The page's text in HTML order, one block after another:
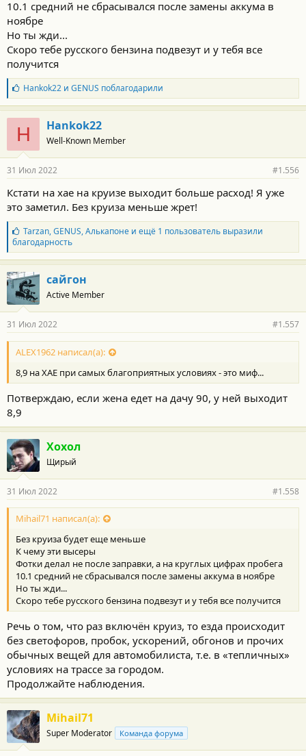
10.1 средний не сбрасывался после замены аккума в
ноябре
Но ты жди...
Скоро тебе русского бензина подвезут и у тебя все
получится
Б
л
а
г
о
а
н
с
т
и
:
Hankok22и GENUS поблагодарили
H Hankok22
Well-Known Member
31 Июл 2022 #1.556
Кстати на хае на круизе выходит больше расход! Я уже
это заметил. Без круиза меньше жрет!
Б
л
а
г
о
д
а
р
о
с
т
:
Tarzan,GENUS,Алькапонеи ещё 1 пользователь выразили
благодарность
сайгон
Active Member
31 Июл 2022 #1.557
ALEX1962 написал(а):
8,9 на ХАЕ при самых благоприятных условиях - это миф...
Потверждаю, если жена едет на дачу 90, у ней выходит
8,9
Хохол
Щирый
31 Июл 2022 #1.558
Mihail71 написал(а):
Без круиза будет еще меньше
К чему эти высеры
Фотки делал не после заправки, а на круглых цифрах пробега
10.1 средний не сбрасывался после замены аккума в ноябре
Но ты жди...
Скоро тебе русского бензина подвезут и у тебя все получится
Речь о том, что раз включён круиз, то езда происходит
без светофоров, пробок, ускорений, обгонов и прочих
обычных вещей для автомобилиста, т.е. в «тепличных»
условиях на трассе за городом.
Продолжайте наблюдения.
Mihail71
Super Moderator Команда форума